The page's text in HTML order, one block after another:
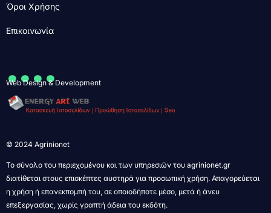
Όροι Χρήσης
Επικοινωνία
....
Web Design & Development
© 2024 Agrinionet
Το σύνολο του περιεχομένου και των υπηρεσιών του agrinionet.gr
διατίθεται στους επισκέπτες αυστηρά για προσωπική χρήση. Απαγορεύεται
η χρήση ή επανεκπομπή του, σε οποιοδήποτε μέσο, μετά ή άνευ
επεξεργασίας, χωρίς γραπτή άδεια του εκδότη.